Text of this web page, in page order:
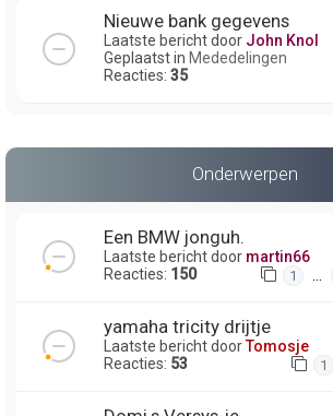
Nieuwe bank gegevens
Laatste bericht door John Knol
Geplaatst in Mededelingen
Reacties: 35
Onderwerpen
Een BMW jonguh.
Laatste bericht door martin66
Reacties: 150 1
yamaha tricity drijtje
Laatste bericht doorTomosje
Reacties: 53 1